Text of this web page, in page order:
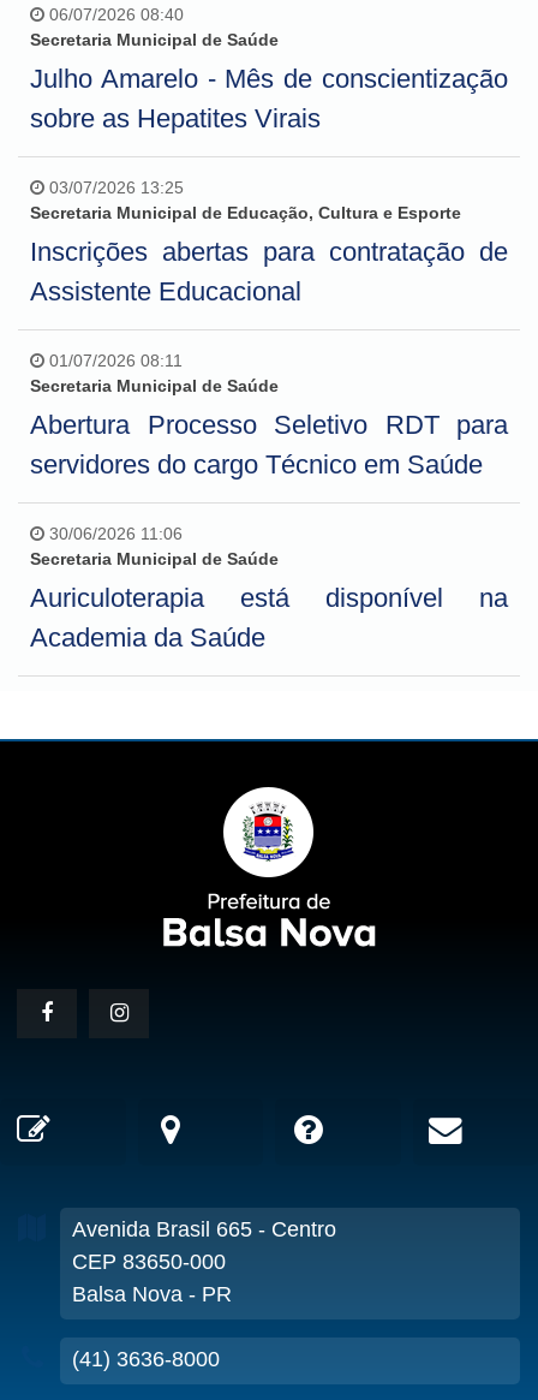
06/07/2026 08:40
Secretaria Municipal de Saúde
Julho Amarelo - Mês de conscientização
sobre as Hepatites Virais
03/07/2026 13:25
Secretaria Municipal de Educação, Cultura e Esporte
Inscrições abertas para contratação de
Assistente Educacional
01/07/2026 08:11
Secretaria Municipal de Saúde
Abertura Processo Seletivo RDT para
servidores do cargo Técnico em Saúde
30/06/2026 11:06
Secretaria Municipal de Saúde
Auriculoterapia está disponível na
Academia da Saúde
Avenida Brasil 665 - Centro
CEP 83650-000
Balsa Nova - PR
(41) 3636-8000